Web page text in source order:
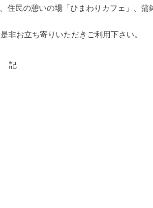
民の憩いの場「ひまわりカフェ」、
非お立ち寄りいただきご利用下さい。
記